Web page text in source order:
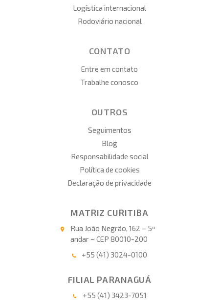
Logística internacional
Rodoviário nacional
CONTATO
Entre em contato
Trabalhe conosco
OUTROS
Seguimentos
Blog
Responsabilidade social
Política de cookies
Declaração de privacidade
MATRIZ CURITIBA
Rua João Negrão, 162 – 5º
andar – CEP 80010-200
+55 (41) 3024-0100
FILIAL PARANAGUÁ
+55 (41) 3423-7051